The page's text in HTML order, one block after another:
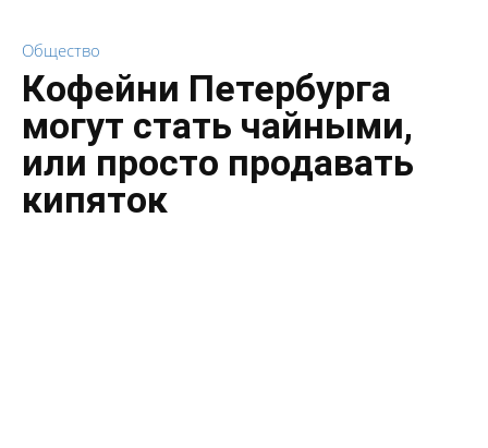
Общество
Кофейни Петербурга
могут стать чайными,
или просто продавать
кипяток